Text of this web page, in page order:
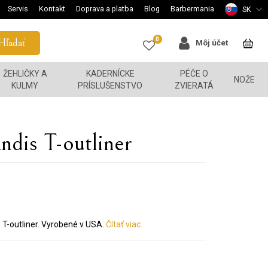
Servis Kontakt Doprava a platba Blog Barbermania SK
0 Môj účet
ŽEHLIČKY A
KULMY
KADERNÍCKE
PRÍSLUŠENSTVO
PÉČE O
ZVIERATÁ
NOŽE
T-outliner
outliner. Vyrobené v USA. Čítať viac ..